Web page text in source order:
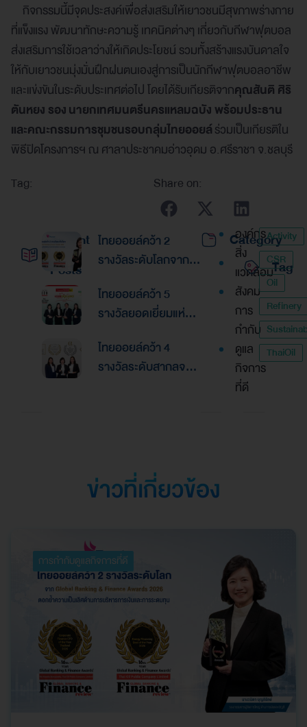
กิจกรรมนี้มีจุดประสงค์เพื่อส่งเสริมให้เยาวชนมีสุขภาพร่างกาย
ที่แข็งแรง พัฒนาทักษะความรู้ เทคนิคต่างๆ เกี่ยวกับกีฬาฟุตบอล
ส่งเสริมการใช้เวลาว่างให้เกิดประโยชน์ รวมทั้งสร้างแรงบันดาลใจ
ให้กับเยาวชนมุ่งมั่นฝึกฝนตนเองสู่การเป็นนักกีฬาฟุตบอลอาชีพ
และแข่งขันในระดับประเทศต่อไป โดยได้รับเกียรติจากคุณสันติ ศิริ
ตันหยง รอง นายกเทศมนตรีนครแหลมฉบัง พร้อมประธาน
และคณะกรรมการชุมชนรอบกลุ่มไทยออยล์ร่วมเป็นเกียรติใน
พิธีปิดโครงการฯ ณ ศาลาประชาคมอ่าวอุดม อ.ศรีราชา จ.ชลบุรี
Tag:
Share on:
Recent
Posts
ไทยออยล์คว้า 2
รางวัลระดับโลกจาก
Finance Awards
2026ตอกย้ำความเป็น
เลิศด้านการบริหาร
การเงินและการระดม
ทุน
ไทยออยล์คว้า 5
รางวัลยอดเยี่ยมแห่ง
รางวัล “Asian
Excellence Award
ไทยออยล์คว้า 4
รางวัลระดับสากลจาก
Category
องค์กร
สิ่ง
แวดล้อม
สังคม
การ
กำกับ
ดูแล
กิจการ
ที่ดี
Tag
Activity
CSR
Oil
Refinery
ThaiOil
ข่าวที่เกี่ยวข้อง
การกำกับดูแลกิจการที่ดี